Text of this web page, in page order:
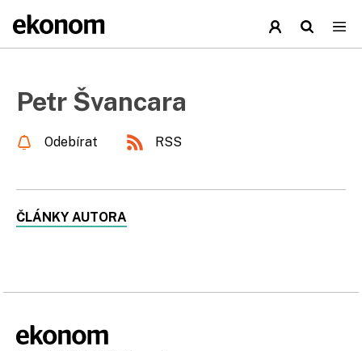
Petr Švancara
Odebírat RSS
ČLÁNKY AUTORA